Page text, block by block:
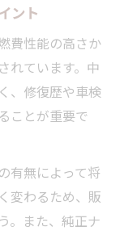
ント
費性能の高さか
れています。中
、修復歴や車検
ことが重要で
有無によって将
変わるため、販
。また、純正ナ